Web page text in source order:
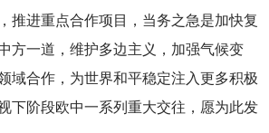
推进重点合作项目，当务之急是加快复
方一道，维护多边主义，加强气候变
域合作，为世界和平稳定注入更多积极
下阶段欧中一系列重大交往，愿为此发